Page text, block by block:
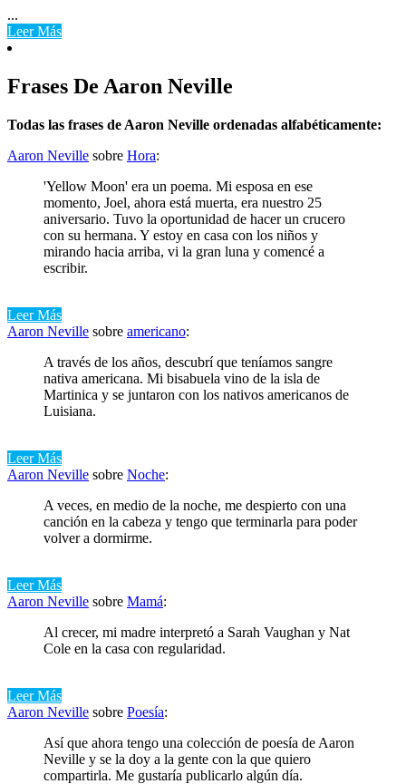
...
Leer Más
Frases De Aaron Neville
Todas las frases de Aaron Neville ordenadas alfabéticamente:
Aaron Neville sobre Hora:
'Yellow Moon' era un poema. Mi esposa en ese
momento, Joel, ahora está muerta, era nuestro 25
aniversario. Tuvo la oportunidad de hacer un crucero
con su hermana. Y estoy en casa con los niños y
mirando hacia arriba, vi la gran luna y comencé a
escribir.
Leer Más
Aaron Neville sobre americano:
A través de los años, descubrí que teníamos sangre
nativa americana. Mi bisabuela vino de la isla de
Martinica y se juntaron con los nativos americanos de
Luisiana.
Leer Más
Aaron Neville sobre Noche:
A veces, en medio de la noche, me despierto con una
canción en la cabeza y tengo que terminarla para poder
volver a dormirme.
Leer Más
Aaron Neville sobre Mamá:
Al crecer, mi madre interpretó a Sarah Vaughan y Nat
Cole en la casa con regularidad.
Leer Más
Aaron Neville sobre Poesía:
Así que ahora tengo una colección de poesía de Aaron
Neville y se la doy a la gente con la que quiero
compartirla. Me gustaría publicarlo algún día.